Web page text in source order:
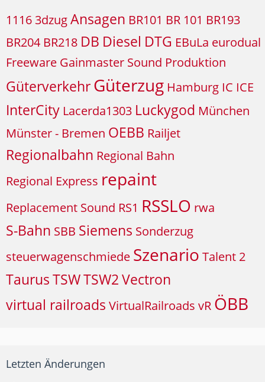
1116 3dzugAnsagen BR101 BR 101 BR193
BR204 BR218 DB Diesel DTG EBuLa eurodual
Freeware Gainmaster Sound Produktion
GüterverkehrGüterzug Hamburg IC ICE
InterCity Lacerda1303 Luckygod München
Münster - Bremen OEBB Railjet
Regionalbahn Regional Bahn
Regional Express repaint
Replacement Sound RS1 RSSLO rwa
S-Bahn SBB Siemens Sonderzug
steuerwagenschmiede Szenario Talent 2
TaurusTSWTSW2Vectron
virtual railroads VirtualRailroads vR ÖBB
Letzten Änderungen